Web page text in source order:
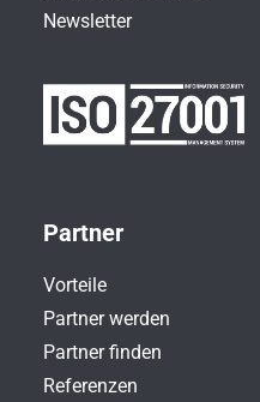
Newsletter
Partner
Vorteile
Partner werden
Partner finden
Referenzen